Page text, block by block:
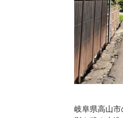
岐阜県高山